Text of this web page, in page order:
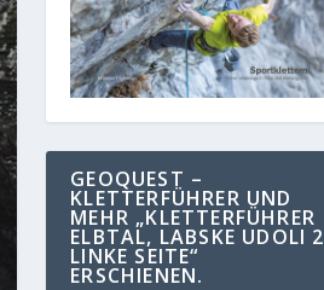
GEOQUEST –
KLETTERFÜHRER UND
MEHR „KLETTERFÜHRER
ELBTAL, LABSKE UDOLI 2
LINKE SEITE“
ERSCHIENEN.